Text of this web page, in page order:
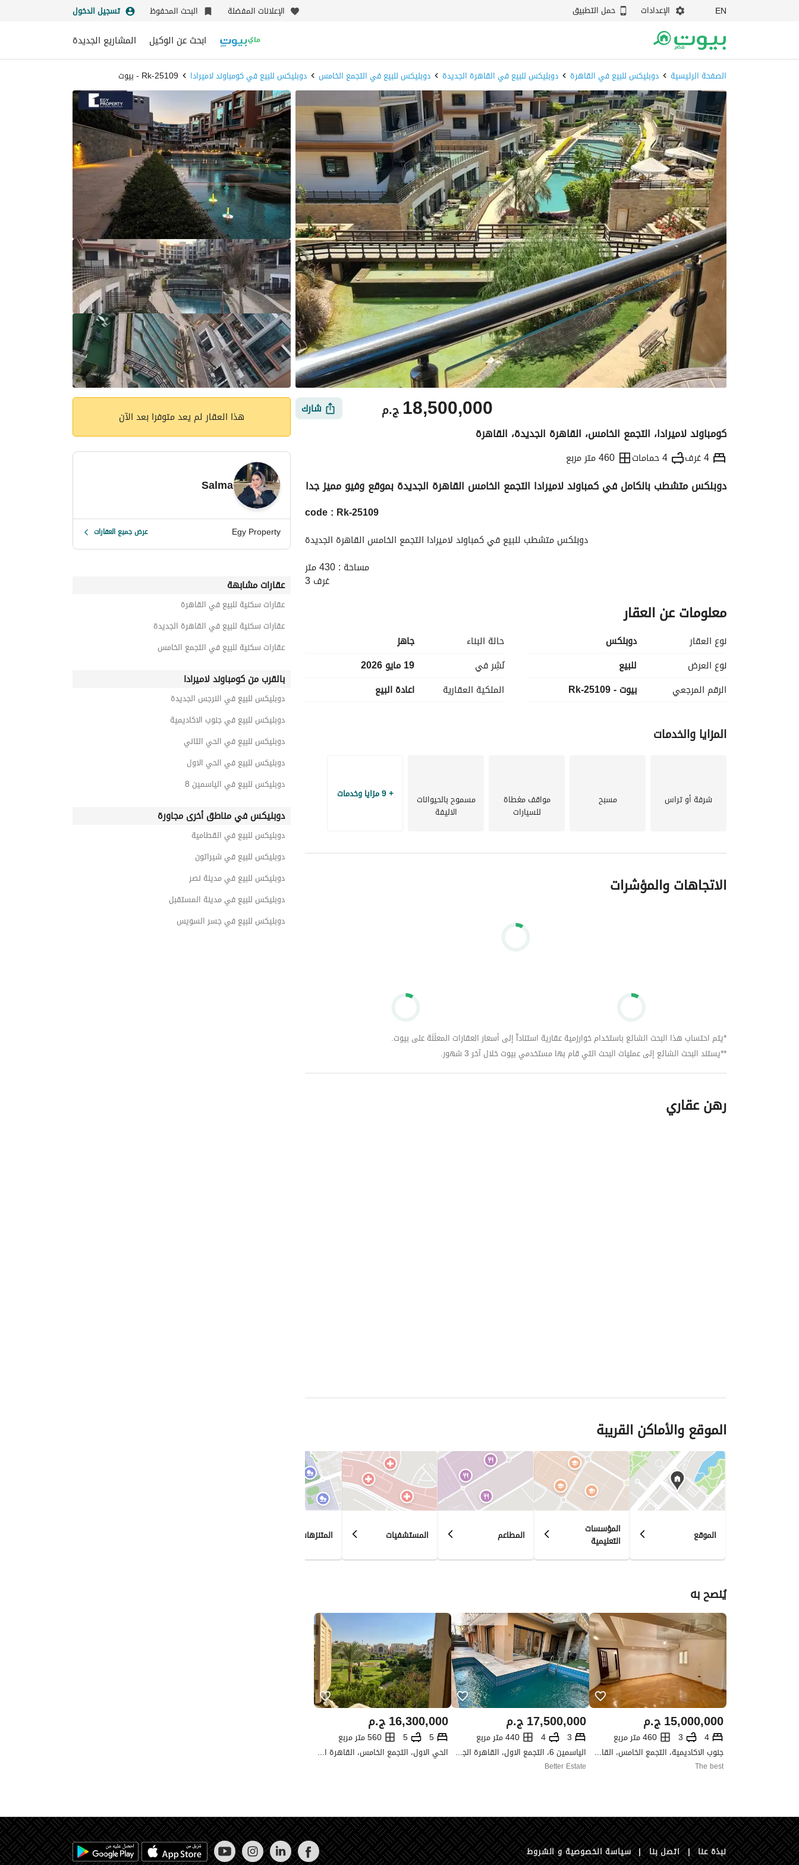
EN الإعدادات حمل التطبيق الإعلانات المفضلة البحث المحفوظ تسجيل الدخول
ابحث عن الوكيل المشاريع الجديدة
الصفحة الرئيسية دوبليكس للبيع في القاهرة دوبليكس للبيع في القاهرة الجديدة دوبليكس للبيع في التجمع الخامس دوبليكس للبيع في كومباوند لاميرادا Rk-25109 - بيوت
ج.م18,500,000 شارك
كومباوند لاميرادا، التجمع الخامس، القاهرة الجديدة، القاهرة
4 غرف 4 حمامات 460 متر مربع
الاتجاهات والمؤشرات
دوبلكس متشطب بالكامل في كمباوند لاميرادا التجمع الخامس القاهرة الجديدة بموقع وفيو مميز جدا
code : Rk-25109
دوبلكس متشطب للبيع في كمباوند لاميرادا التجمع الخامس القاهرة الجديدة
مساحة : 430 متر
3 غرف
code : Rk-25109
information to help you make informed decisions and achieve higher returns on investment. Buy,
معلومات عن العقار
نوع العقار
دوبلكس
نوع العرض
للبيع
الرقم المرجعي
بيوت - Rk-25109
حالة البناء
جاهز
نُشِر في
19 مايو 2026
الملكية العقارية
اعادة البيع
المزايا والخدمات
شرفة أو تراس مسبح مواقف مغطاة
للسيارات
مسموح بالحيوانات
الاليفة
+ 9 مزايا وخدمات
الاتجاهات والمؤشرات
*يتم احتساب هذا البحث الشائع باستخدام خوارزمية عقارية استناداّ إلى أسعار العقارات المعلَنَة على بيوت.
**يستند البحث الشائع إلى عمليات البحث التي قام بها مستخدمي بيوت خلال آخر 3 شهور.
رهن عقاري
الموقع والأماكن القريبة
الموقع المؤسسات
التعليمية المطاعم المستشفيات المتنزهات
يُنصح به
ج.م15,000,000
4
3
460 متر مربع
جنوب الاكاديمية، التجمع الخامس، القاهرة الجديدة، القاهرة
The best
ج.م17,500,000
3
4
440 متر مربع
الياسمين 6، التجمع الاول، القاهرة الجديدة، القاهرة
Better Estate
ج.م16,300,000
5
5
560 متر مربع
الحي الاول، التجمع الخامس، القاهرة الجديدة، القاهرة
هذا العقار لم يعد متوفرا بعد الآن
Salma
Egy Property عرض جميع العقارات
عقارات مشابهة
عقارات سكنية للبيع في القاهرة
عقارات سكنية للبيع في القاهرة الجديدة
عقارات سكنية للبيع في التجمع الخامس
بالقرب من كومباوند لاميرادا
دوبليكس للبيع في النرجس الجديدة
دوبليكس للبيع في جنوب الاكاديمية
دوبليكس للبيع في الحي الثاني
دوبليكس للبيع في الحي الاول
دوبليكس للبيع في الياسمين 8
دوبليكس في مناطق أخرى مجاورة
دوبليكس للبيع في القطامية
دوبليكس للبيع في شيراتون
دوبليكس للبيع في مدينة نصر
دوبليكس للبيع في مدينة المستقبل
دوبليكس للبيع في جسر السويس
نبذة عنا | اتصل بنا | سياسة الخصوصية و الشروط